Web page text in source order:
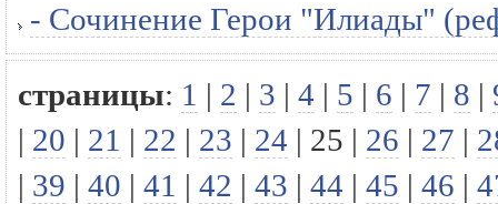
- Сочинение Герои "Илиады"
страницы: 1 | 2 | 3 | 4 | 5 | 6 | 7 | 8 |
| 20 | 21 | 22 | 23 | 24 | 25 | 26 | 27 |
| 39 | 40 | 41 | 42 | 43 | 44 | 45 | 46 |